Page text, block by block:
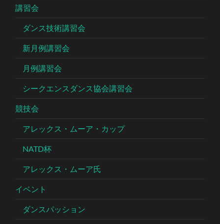
講習会
ダンス技術講習会
新月例講習会
月例講習会
シークエンスダンス協会講習会
競技会
アレックス・ムーア・カップ
NATD杯
アレックス・ムーア氏
イベント
ダンスパッション